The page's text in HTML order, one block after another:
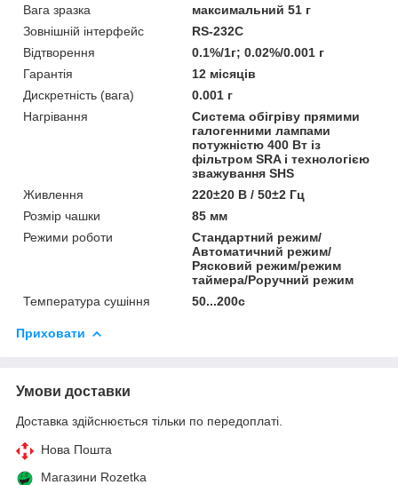
Вага зразка
максимальний 51 г
Зовнішній інтерфейс
RS-232C
Відтворення
0.1%/1г; 0.02%/0.001 г
Гарантія
12 місяців
Дискретність (вага)
0.001 г
Нагрівання
Система обігріву прямими
галогенними лампами
потужністю 400 Вт із
фільтром SRA і технологією
зважування SHS
Живлення
220±20 В / 50±2 Гц
Розмір чашки
85 мм
Режими роботи
Стандартний режим/
Автоматичний режим/
Рясковий режим/режим
таймера/Роручний режим
Температура сушіння
50...200с
Приховати
Умови доставки
Доставка здійснюється тільки по передоплаті.
Нова Пошта
Магазини Rozetka